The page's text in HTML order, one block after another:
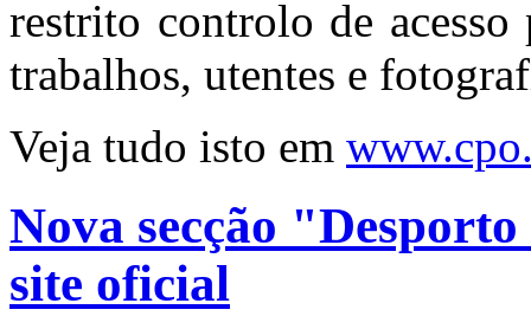
restrito controlo de
trabalhos, utentes e
Veja tudo isto em
Nova secção
site oficial